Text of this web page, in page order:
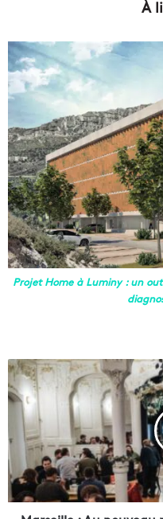
À
Projet Home à Luminy : un
M
a
r
e
i
l
l
e